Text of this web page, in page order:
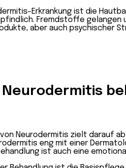
Erkrankung ist die
Fremdstoffe gelangen
aber auch psychischer
Neurodermitis
von Neurodermitis zielt darauf
eng mit einer
ist auch eine